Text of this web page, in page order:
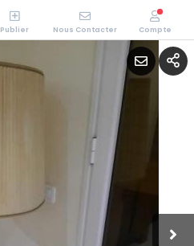
Publier Nous Contacter Compte